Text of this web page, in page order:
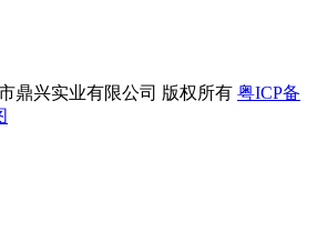
鼎兴实业有限公司 版权所有 粤ICP备